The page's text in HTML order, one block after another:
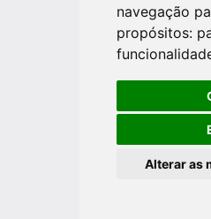
navegação
propósitos:
Alterar as